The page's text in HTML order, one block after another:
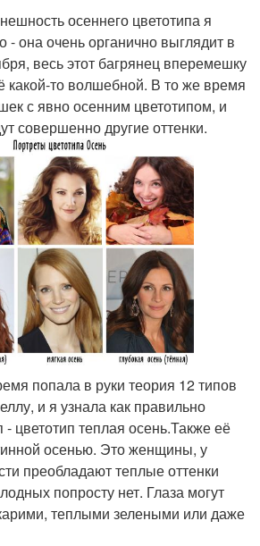
осеннего цветотипа я
- она очень органично выглядит в
весь этот багрянец вперемешку
какой-то волшебной. В то же время
с явно осенним цветотипом, и
совершенно другие оттенки.
попала в руки теория 12 типов
и я узнала как правильно
- цветотип теплая осень.Также её
осенью. Это женщины, у
преобладают теплые оттенки
попросту нет. Глаза могут
теплыми зелеными или даже